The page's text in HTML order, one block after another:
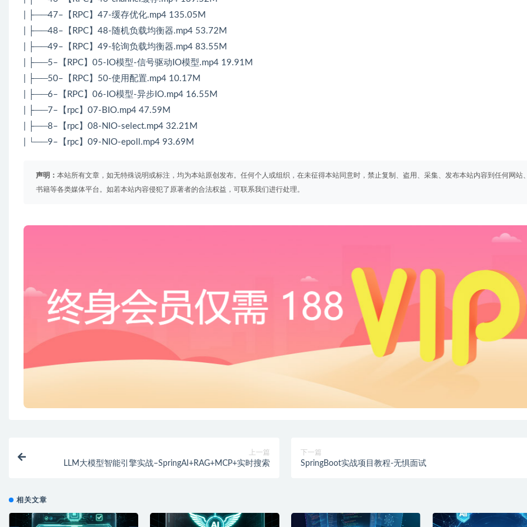
| ├──47–【RPC】47-缓存优化.mp4 135.05M
| ├──48–【RPC】48-随机负载均衡器.mp4 53.72M
| ├──49–【RPC】49-轮询负载均衡器.mp4 83.55M
| ├──5–【RPC】05-IO模型-信号驱动IO模型.mp4 19.91M
| ├──50–【RPC】50-使用配置.mp4 10.17M
| ├──6–【RPC】06-IO模型-异步IO.mp4 16.55M
| ├──7–【rpc】07-BIO.mp4 47.59M
| ├──8–【rpc】08-NIO-select.mp4 32.21M
| └──9–【rpc】09-NIO-epoll.mp4 93.69M
声明： 本站所有文章，如无特殊说明或标注，均为本站原创发布。任何个人或组织，在未征得本站同意时，禁止复制、盗用、采集、发布本站内容到任何网站
书籍等各类媒体平台。如若本站内容侵犯了原著者的合法权益，可联系我们进行处理。
上一篇
LLM大模型智能引擎实战–SpringAI+RAG+MCP+实时搜索
下一篇
SpringBoot实战项目教程-无惧面试
相关文章